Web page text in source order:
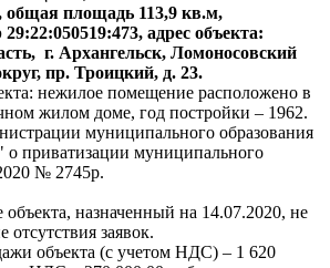
общая площадь 113,9 кв.м,
адрес объекта:
г. Архангельск, Ломоносовский
пр. Троицкий, д. 23.
нежилое помещение расположено в
жилом доме, год постройки – 1962.
муниципального образования
о приватизации муниципального
№ 2745р.
назначенный на 14.07.2020, не
отсутствия заявок.
объекта (с учетом НДС) – 1 620